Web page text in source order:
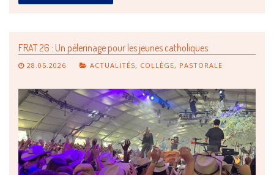
FRAT 26 : Un pélerinage pour les jeunes catholiques
28.05.2026 ACTUALITÉS, COLLÈGE, PASTORALE